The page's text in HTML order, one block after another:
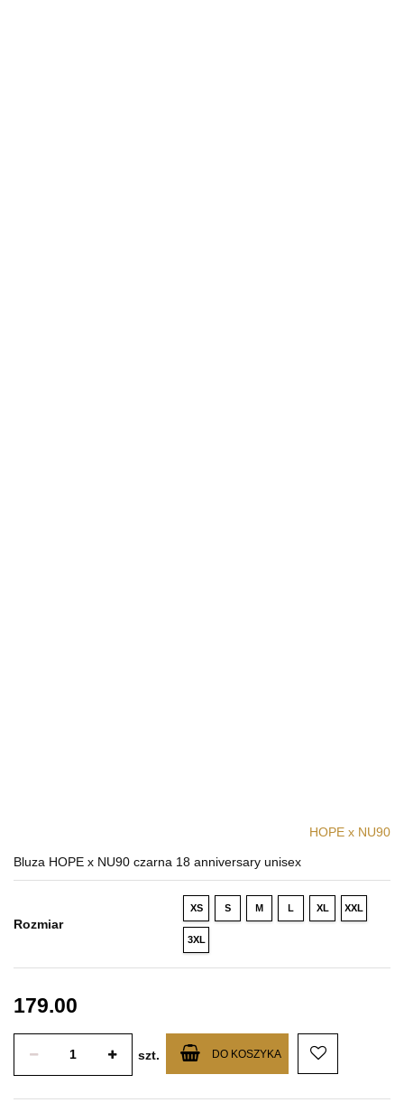
HOPE x NU90
Bluza HOPE x NU90 czarna 18 anniversary unisex
Rozmiar
XS S M L XL XXL
3XL
179.00
szt. DO KOSZYKA